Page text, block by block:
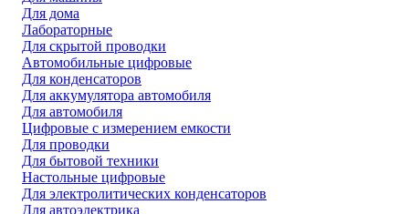
Для дома
Лабораторные
Для скрытой проводки
Автомобильные цифровые
Для конденсаторов
Для аккумулятора автомобиля
Для автомобиля
Цифровые с измерением емкости
Для проводки
Для бытовой техники
Настольные цифровые
Для электролитических конденсаторов
Для автоэлектрика